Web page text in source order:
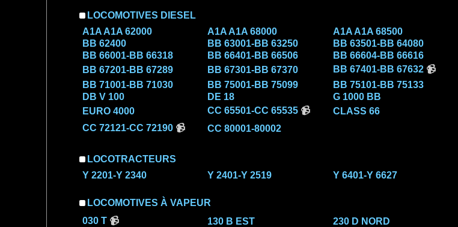
LOCOMOTIVES DIESEL
A1A A1A 62000
A1A A1A 68000 A1A A1A 68500
BB 62400
BB 63001-BB 63250 BB 63501-BB 64080
BB 66001-BB 66318
BB 66401-BB 66506 BB 66604-BB 66616
BB 67201-BB 67289
BB 67301-BB 67370 BB 67401-BB 67632📹
BB 71001-BB 71030
BB 75001-BB 75099 BB 75101-BB 75133
DB V 100
DE 18 G 1000 BB
EURO 4000
CC 65501-CC 65535📹 CLASS 66
CC 72121-CC 72190📹 CC 80001-80002
LOCOTRACTEURS
Y 2201-Y 2340
Y 2401-Y 2519 Y 6401-Y 6627
LOCOMOTIVES À VAPEUR
030 T📹 130 B EST 230 D NORD